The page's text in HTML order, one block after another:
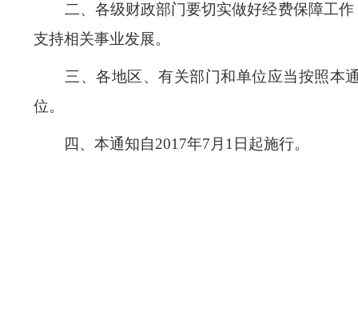
二、各级财政部门要切实做好经费保障工作
支持相关事业发展。
三、各地区、有关部门和单位应当按照本通
位。
四、本通知自2017年7月1日起施行。